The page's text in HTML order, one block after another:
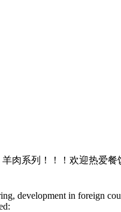
肉系列！！！欢迎热爱
development in foreign